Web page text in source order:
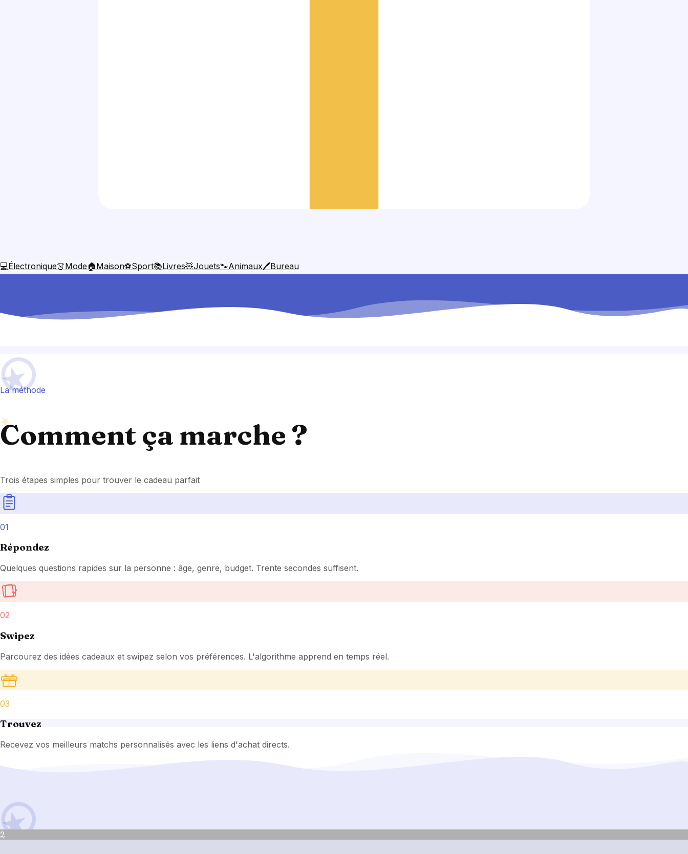
💻Électronique👗Mode 🏠Maison⚽Sport📚Livres🧸Jouets🐾Animaux🖊️Bureau
La méthode
Comment ça marche ?
Trois étapes simples pour trouver le cadeau parfait
01
Répondez
Quelques questions rapides sur la personne : âge, genre, budget. Trente secondes suffisent.
02
Swipez
Parcourez des idées cadeaux et swipez selon vos préférences. L'algorithme apprend en temps réel.
03
Trouvez
Recevez vos meilleurs matchs personnalisés avec les liens d'achat directs.
2